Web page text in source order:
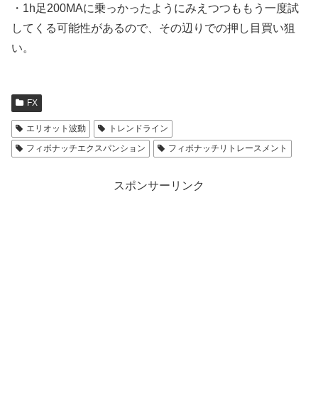
・1h足200MAに乗っかったようにみえつつももう一度試
してくる可能性があるので、その辺りでの押し目買い狙
い。
FX
エリオット波動
トレンドライン
フィボナッチエクスパンション
フィボナッチリトレースメント
スポンサーリンク